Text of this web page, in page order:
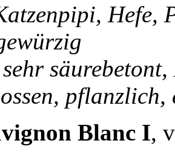
Hefe,
sehr
pflanzlich,
Blanc I,